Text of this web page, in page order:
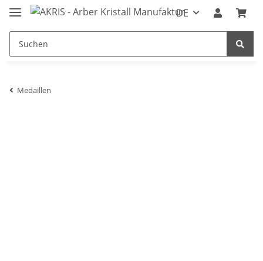
DE
Medaillen